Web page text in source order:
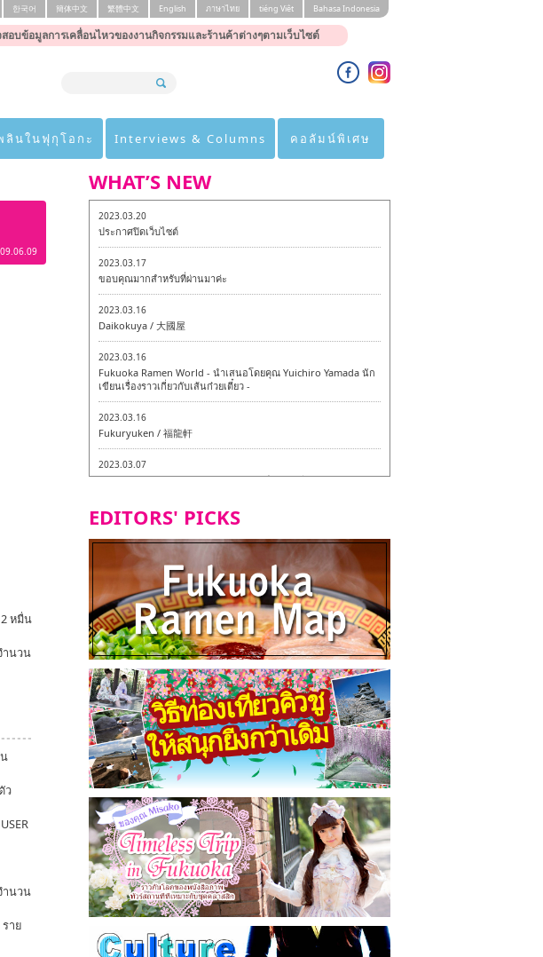
บข้อมูลการเคลื่อนไหวของงานกิจกรรมและร้านค้าต่างๆตามเว็บไซต์
한국어 簡体中文 繁體中文 English ภาษาไทย tiéng Viêt Bahasa Indonesia
ลินในฟุกุโอกะ Interviews & Columns คอลัมน์พิเศษ
หมื่น
ำนวน
ว
ำนวน
าย
WHAT’S NEW
2023.03.20
ประกาศปิดเว็บไซต์
2023.03.17
ขอบคุณมากสำหรับที่ผ่านมาค่ะ
2023.03.16
Daikokuya / 大國屋
2023.03.16
Fukuoka Ramen World - นำเสนอโดยคุณ Yuichiro Yamada นัก
เขียนเรื่องราวเกี่ยวกับเส้นก๋วยเตี๋ยว -
2023.03.16
Fukuryuken / 福龍軒
2023.03.07
Isogiyokarazu สาขาหลักฮากาตะ - ทัวร์ชิมเมนูวีแกนและมังสวิรัติ
2023.03.07
ทัวร์ชิมเมนูวีแกนและมังสวิรัติในเมืองฟุกุโอกะ
2023.03.02
little stand Daimyo - ทัวร์ชิมเมนูวีแกนและมังสวิรัติในเมืองฟุกุโอ
กะ -
2023.02.28
Tochikuken Orio Honsha Udon-ten / 東筑軒 折尾本社うどん店
2023.02.27
Maruyoshi Shokudo / 丸好食堂
EDITORS' PICKS